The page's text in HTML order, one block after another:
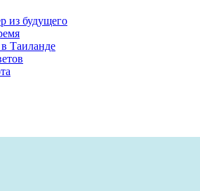
из будущего
Таиланде